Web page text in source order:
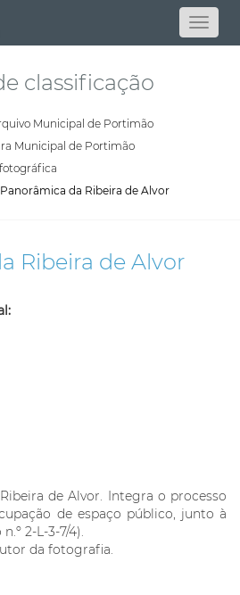
classificação
Municipal de Portimão
Municipal de Portimão
da Ribeira de Alvor
Ribeira de Alvor
de Alvor. Integra o processo
de espaço público, junto à
2-L-3-7/4).
da fotografia.